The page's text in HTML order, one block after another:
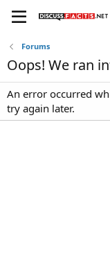
Forums
Oops! We ran
An error occurred
try again later.